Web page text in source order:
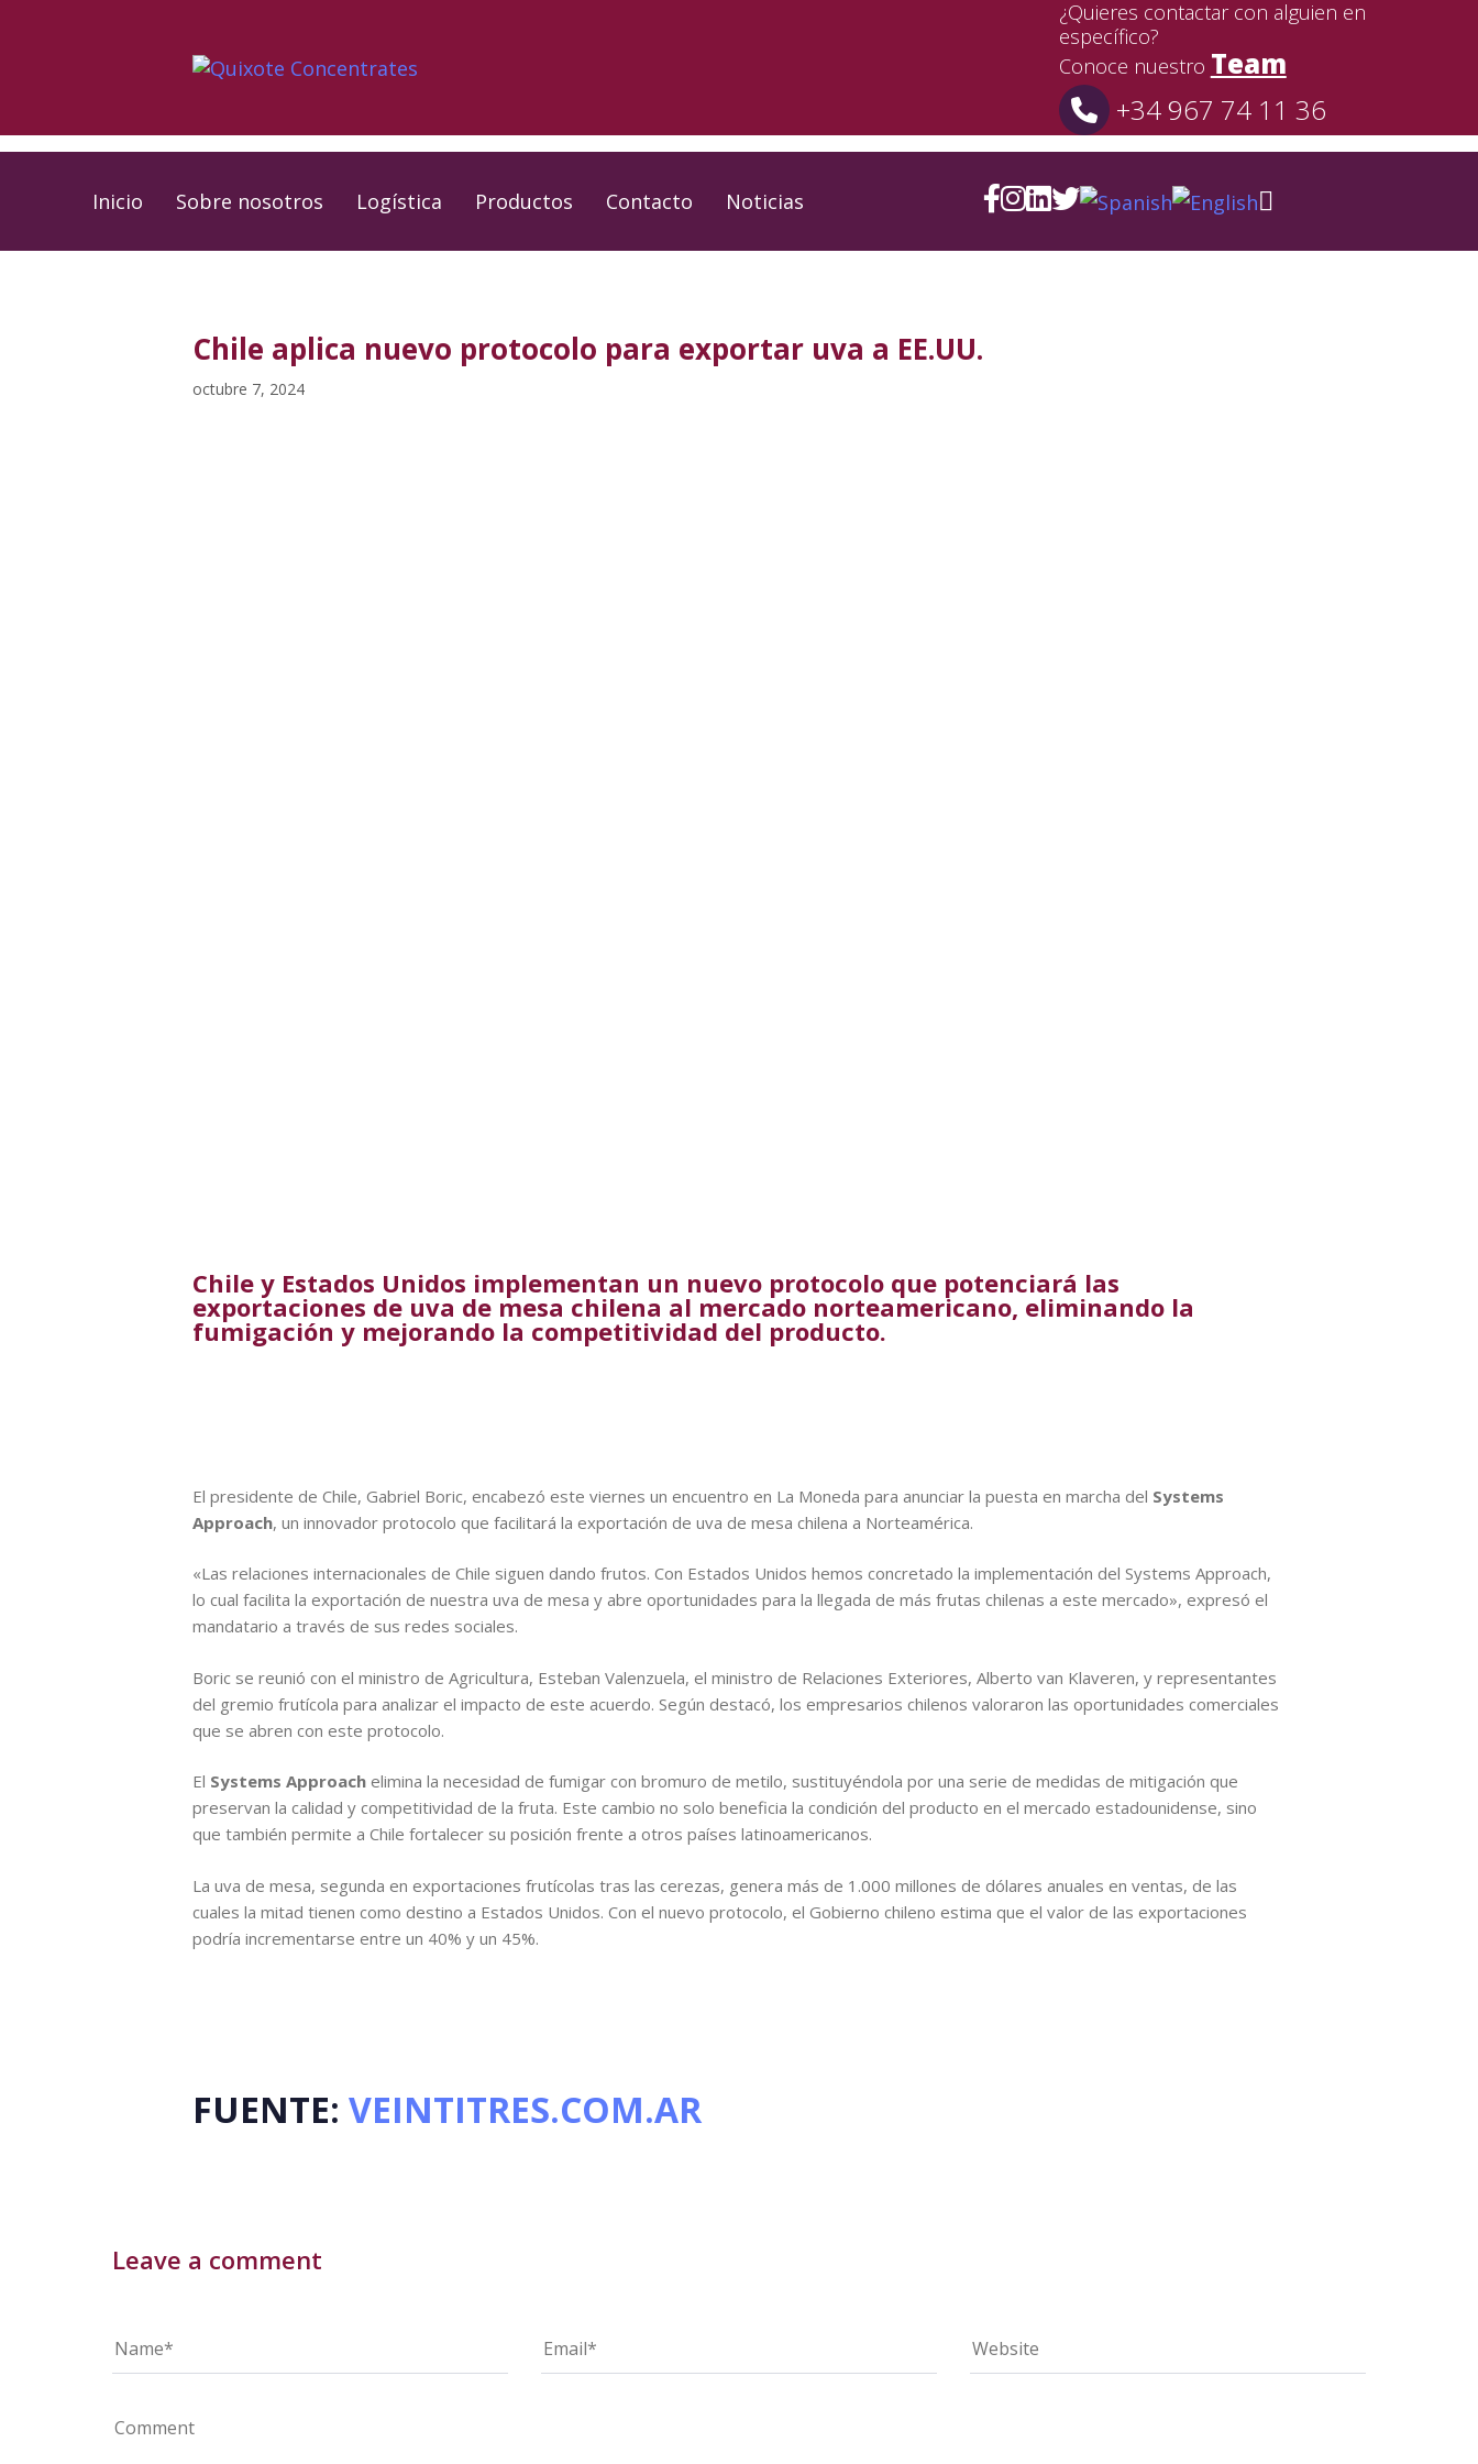
Skip
¿Quieres contactar con alguien en
específico?
Conoce nuestro Team
+34 967 74 11 36
Inicio Sobre nosotros Logística Productos Contacto Noticias
Chile aplica nuevo protocolo para exportar uva a EE.UU.
octubre 7, 2024
Chile y Estados Unidos implementan un nuevo protocolo que potenciará las
exportaciones de uva de mesa chilena al mercado norteamericano, eliminando la
fumigación y mejorando la competitividad del producto.
El presidente de Chile, Gabriel Boric, encabezó este viernes un encuentro en La Moneda para anunciar la puesta en marcha del Systems
Approach, un innovador protocolo que facilitará la exportación de uva de mesa chilena a Norteamérica.
«Las relaciones internacionales de Chile siguen dando frutos. Con Estados Unidos hemos concretado la implementación del Systems Approach,
lo cual facilita la exportación de nuestra uva de mesa y abre oportunidades para la llegada de más frutas chilenas a este mercado», expresó el
mandatario a través de sus redes sociales.
Boric se reunió con el ministro de Agricultura, Esteban Valenzuela, el ministro de Relaciones Exteriores, Alberto van Klaveren, y representantes
del gremio frutícola para analizar el impacto de este acuerdo. Según destacó, los empresarios chilenos valoraron las oportunidades comerciales
que se abren con este protocolo.
El Systems Approach elimina la necesidad de fumigar con bromuro de metilo, sustituyéndola por una serie de medidas de mitigación que
preservan la calidad y competitividad de la fruta. Este cambio no solo beneficia la condición del producto en el mercado estadounidense, sino
que también permite a Chile fortalecer su posición frente a otros países latinoamericanos.
La uva de mesa, segunda en exportaciones frutícolas tras las cerezas, genera más de 1.000 millones de dólares anuales en ventas, de las
cuales la mitad tienen como destino a Estados Unidos. Con el nuevo protocolo, el Gobierno chileno estima que el valor de las exportaciones
podría incrementarse entre un 40% y un 45%.
FUENTE: VEINTITRES.COM.AR
Leave a comment